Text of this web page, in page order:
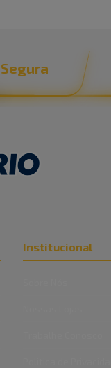
Institucional